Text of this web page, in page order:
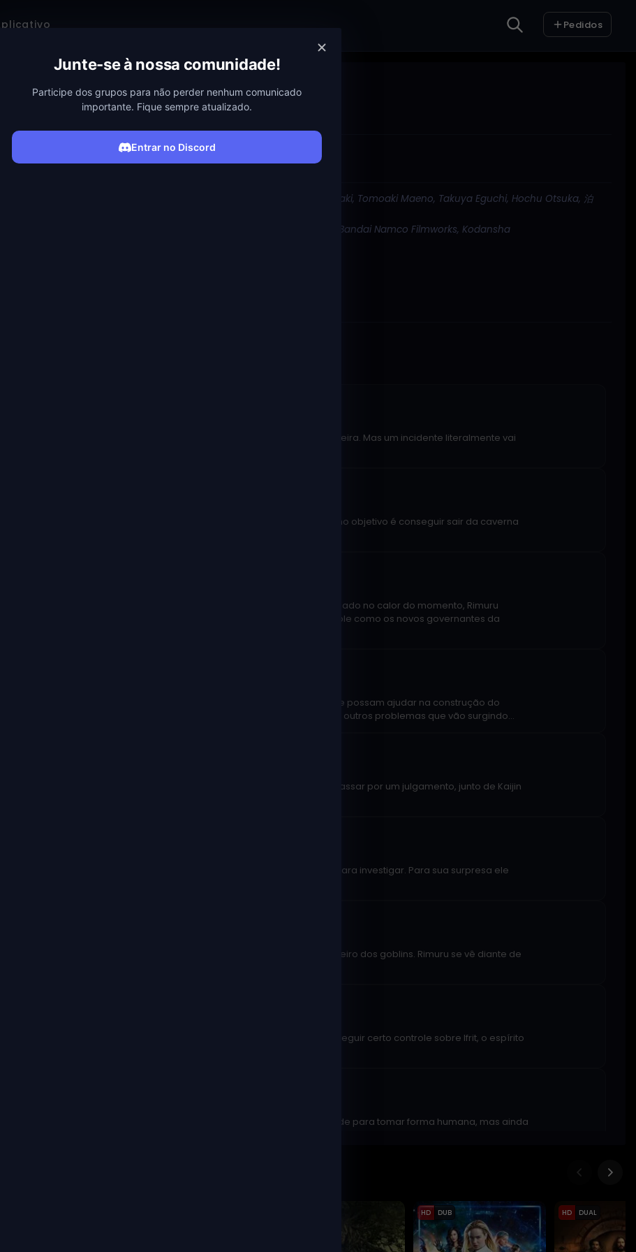
Pedidos
I GOT REINCARNATED AS A SLIME ONLINE
Got Reincarnated as a Slime
de uma megacorporação, é apunhalado por
renasce num mundo paralelo... Mas ele renasce
neste novo mundo com o nome Rimuru, ele
um mundo que seja acolhedor para todas as
Miho Okasaki, Tomoaki Maeno, Takuya Eguchi, Hochu Otsuka, 泊
8bit, Bandai Namco Filmworks, Kodansha
em uma grande empresa que lhe permite ter liberdade financeira. Mas um incidente literalmente vai
nosso amigo slime também arranjou um nome: Rimuru. Seu próximo objetivo é conseguir sair da caverna
uma aldeia de goblins sob o ataque de uma matilha de lobos. Apanhado no calor do momento, Rimuru
batalha. Naquela noite, os lobos chegam para tentar assumir o controle como os novos governantes da
o reino dos anões dispostos a encontrar artesões e profissionais que possam ajudar na construção do
mas esse objetivo não parece ser tão simples de ser cumprido tendo outros problemas que vão surgindo...
com o ministro do país dos anões e acaba sendo preso e deve passar por um julgamento, junto de Kaijin
vez que ele verá o grande rei Dwargo.
próxima da cidade em construção com a ajuda dos anões e sai para investigar. Para sua surpresa ele
ser a pessoa que estava no destino do slime.
do fogo, Ifrit, que está dentro dela e isso coloca em risco o vilarejo inteiro dos goblins. Rimuru se vê diante de
conseguirá resistir aos poderosos ataques de fogo.
havia recebido uma maldição que lhe causou muito sofrimento até conseguir certo controle sobre Ifrit, o espírito
mas isso apressou certos eventos inevitáveis.
do novo vilarejo de Rimuru, além dele possuir agora a habilidade para tomar forma humana, mas ainda
os ogros, Rimuru descobre mais detalhes de uma possível ameaça que se espalha na Grande Floresta de
monstros também começam a agir para enfrentar o grande perigo que se anuncia.
HD DUB HD DUAL
Junte-se à nossa comunidade!
Participe dos grupos para não perder nenhum comunicado
importante. Fique sempre atualizado.
Entrar no Discord